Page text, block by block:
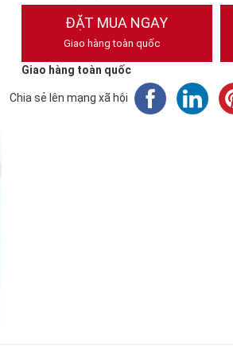
ĐẶT MUA NGAY
Giao hàng toàn quốc
Giao hàng toàn quốc
Chia sẻ lên mạng xã hội